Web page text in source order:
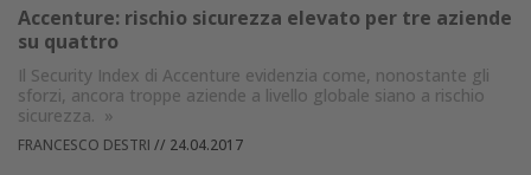
Accenture: rischio sicurezza elevato per tre aziende
su quattro
Il Security Index di Accenture evidenzia come, nonostante gli
sforzi, ancora troppe aziende a livello globale siano a rischio
sicurezza. »
FRANCESCO DESTRI // 24.04.2017